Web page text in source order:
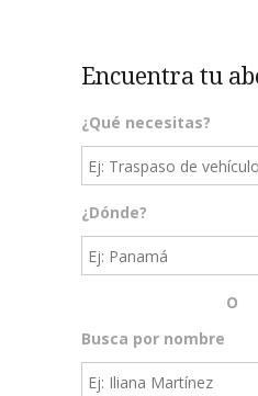
Encuentra tu
¿Qué necesitas?
¿Dónde?
O
Busca por nombre